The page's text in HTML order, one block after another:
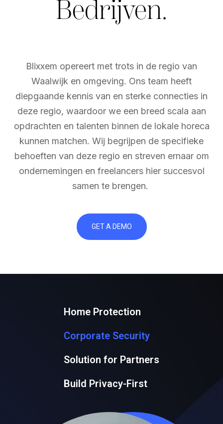
Bedrijven.
Blixxem opereert met trots in de regio van
Waalwijk en omgeving. Ons team heeft
diepgaande kennis van en sterke connecties in
deze regio, waardoor we een breed scala aan
opdrachten en talenten binnen de lokale horeca
kunnen matchen. Wij begrijpen de specifieke
behoeften van deze regio en streven ernaar om
ondernemingen en freelancers hier succesvol
samen te brengen.
GET A DEMO
Home Protection
Corporate Security
Solution for Partners
Build Privacy-First